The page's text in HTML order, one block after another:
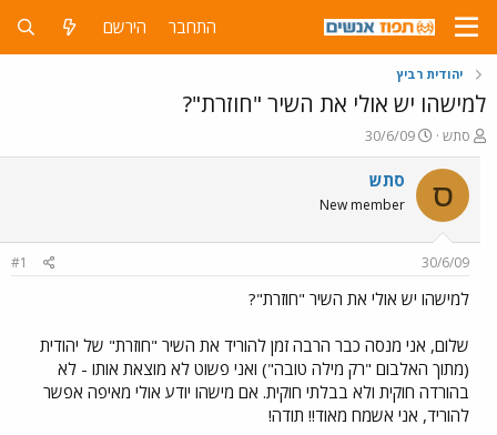
התחבר הירשם
יהודית רביץ
למישהו יש אולי את השיר "חוזרת"?
פ
ו
ת
ח
ה
ו
ש
א
סתש
פ
ו
ר
30/6/09
ס סתש
New member
30/6/09
#1
למישהו יש אולי את השיר "חוזרת"?
שלום, אני מנסה כבר הרבה זמן להוריד את השיר "חוזרת" של יהודית
(מתוך האלבום "רק מילה טובה") ואני פשוט לא מוצאת אותו - לא
בהורדה חוקית ולא בבלתי חוקית. אם מישהו יודע אולי מאיפה אפשר
להוריד, אני אשמח מאוד!! תודה!